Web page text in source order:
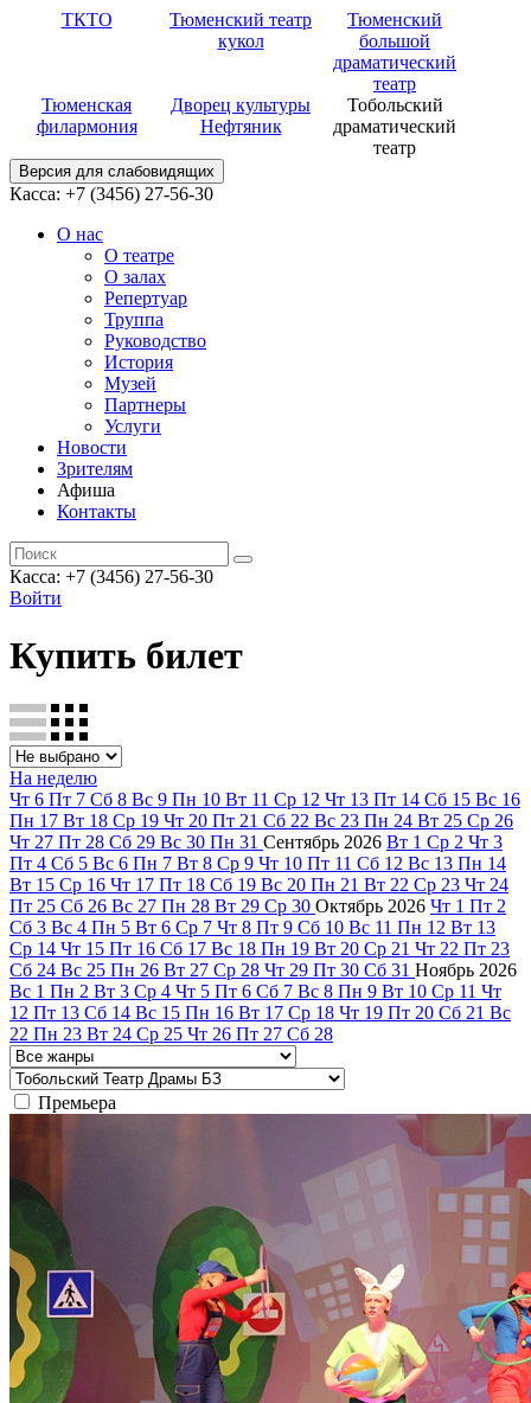
ТКТО
Тюменский театр
кукол
Тюменский
большой
драматический
театр
Тюменская
филармония
Дворец культуры
Нефтяник
Тобольский
драматический
театр
Версия для слабовидящих
Касса: +7 (3456) 27-56-30
О нас
О театре
О залах
Репертуар
Труппа
Руководство
История
Музей
Партнеры
Услуги
Новости
Зрителям
Афиша
Контакты
Касса: +7 (3456) 27-56-30
Войти
Купить билет
На неделю
Чт 6 Пт 7 Сб 8 Вс 9 Пн 10 Вт 11 Ср 12 Чт 13 Пт 14 Сб 15 Вс 16
Пн 17 Вт 18 Ср 19 Чт 20 Пт 21 Сб 22 Вс 23 Пн 24 Вт 25 Ср 26
Чт 27 Пт 28 Сб 29 Вс 30 Пн 31 Сентябрь 2026 Вт 1 Ср 2 Чт 3
Пт 4 Сб 5 Вс 6 Пн 7 Вт 8 Ср 9 Чт 10 Пт 11 Сб 12 Вс 13 Пн 14
Вт 15 Ср 16 Чт 17 Пт 18 Сб 19 Вс 20 Пн 21 Вт 22 Ср 23 Чт 24
Пт 25 Сб 26 Вс 27 Пн 28 Вт 29 Ср 30 Октябрь 2026 Чт 1 Пт 2
Сб 3 Вс 4 Пн 5 Вт 6 Ср 7 Чт 8 Пт 9 Сб 10 Вс 11 Пн 12 Вт 13
Ср 14 Чт 15 Пт 16 Сб 17 Вс 18 Пн 19 Вт 20 Ср 21 Чт 22 Пт 23
Сб 24 Вс 25 Пн 26 Вт 27 Ср 28 Чт 29 Пт 30 Сб 31 Ноябрь 2026
Вс 1 Пн 2 Вт 3 Ср 4 Чт 5 Пт 6 Сб 7 Вс 8 Пн 9 Вт 10 Ср 11 Чт
12 Пт 13 Сб 14 Вс 15 Пн 16 Вт 17 Ср 18 Чт 19 Пт 20 Сб 21 Вс
22 Пн 23 Вт 24 Ср 25 Чт 26 Пт 27 Сб 28
Премьера